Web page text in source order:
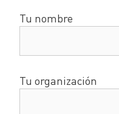
Tu nombre
Tu organización